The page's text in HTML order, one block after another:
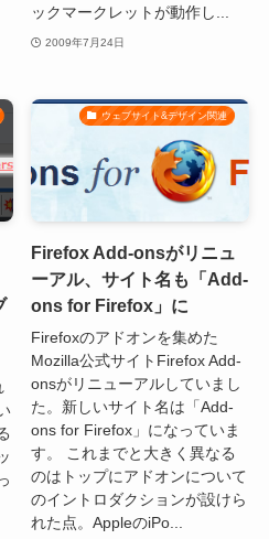
ックマークレットが動作し...
2009年7月24日
ウェブサイト&デザイン関連
Firefox Add-onsがリニュ
ーアル、サイト名も「Add-
ons for Firefox」に
Firefoxのアドオンを集めた
Mozilla公式サイトFirefox Add-
onsがリニューアルしていまし
た。新しいサイト名は「Add-
ons for Firefox」になっていま
す。 これまでと大きく異なる
のはトップにアドオンについて
のイントロダクションが設けら
れた点。AppleのiPo...